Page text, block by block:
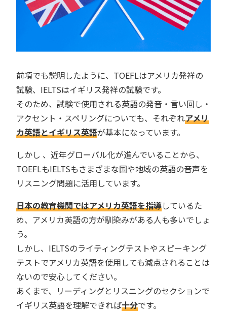
前項でも説明したように、TOEFLはアメリカ発祥の
試験、IELTSはイギリス発祥の試験です。
そのため、試験で使用される英語の発音・言い回し・
アクセント・スペリングについても、それぞれアメリ
カ英語とイギリス英語が基本になっています。
しかし 、近年グローバル化が進んでいることから、
TOEFLもIELTSもさまざまな国や地域の英語の音声を
リスニング問題に活用しています。
日本の教育機関ではアメリカ英語を指導しているた
め、アメリカ英語の方が馴染みがある人も多いでしょ
う。
しかし、IELTSのライティングテストやスピーキング
テストでアメリカ英語を使用しても減点されることは
ないので安心してください。
あくまで、リーディングとリスニングのセクションで
イギリス英語を理解できれば十分です。